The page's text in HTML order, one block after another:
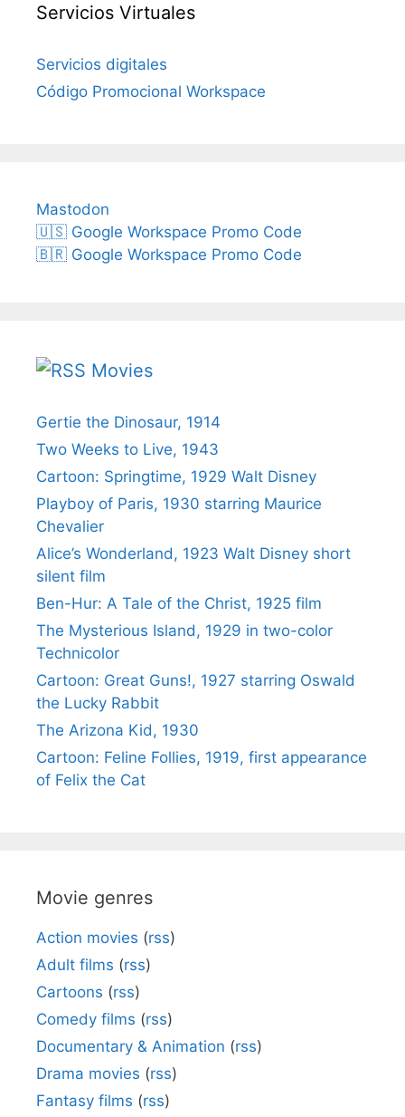
Servicios Virtuales
Servicios digitales
Código Promocional Workspace
Mastodon
🇺🇸 Google Workspace Promo Code
🇧🇷 Google Workspace Promo Code
Movies
Gertie the Dinosaur, 1914
Two Weeks to Live, 1943
Cartoon: Springtime, 1929 Walt Disney
Playboy of Paris, 1930 starring Maurice
Chevalier
Alice’s Wonderland, 1923 Walt Disney short
silent film
Ben-Hur: A Tale of the Christ, 1925 film
The Mysterious Island, 1929 in two-color
Technicolor
Cartoon: Great Guns!, 1927 starring Oswald
the Lucky Rabbit
The Arizona Kid, 1930
Cartoon: Feline Follies, 1919, first appearance
of Felix the Cat
Movie genres
Action movies (rss)
Adult films (rss)
Cartoons (rss)
Comedy films (rss)
Documentary & Animation (rss)
Drama movies (rss)
Fantasy films (rss)